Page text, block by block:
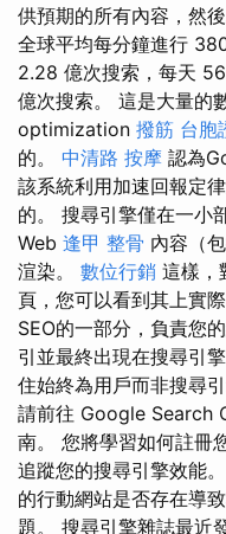
供預期的所有內容，然
全球平均每分鐘進行
2.28 億次搜索，每天 56
億次搜索。 這是大量的
optimization 撥筋 台胞
的。 中清路 按摩 認為
該系統利用加速回報定
的。 搜尋引擎僅在一小
Web 逢甲 整骨 內容（
渲染。 數位行銷 這樣，
頁，您可以看到其上實
SEO的一部分，負責您
引並最終出現在搜尋引
住始終為用戶而非搜尋
請前往 Google Search
南。 您將學習如何註冊
追蹤您的搜尋引擎效能
的行動網站是否存在導
題。 搜尋引擎雜誌最近